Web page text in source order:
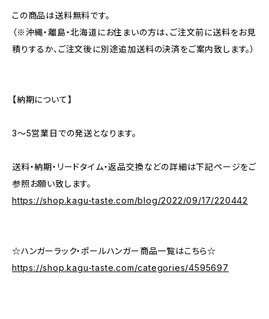
この商品は送料無料です。
（※沖縄・離島・北海道にお住まいの方は、ご注文前に送料をお見
積りするか、ご注文後に別途追加送料の決済をご案内致します。）
【納期について】
3〜5営業日での発送となります。
送料・納期・リードタイム・返品交換などの詳細は下記ページをご
参照お願い致します。
https://shop.kagu-taste.com/blog/2022/09/17/220442
☆ハンガーラック・ポールハンガー商品一覧はこちら☆
https://shop.kagu-taste.com/categories/4595697